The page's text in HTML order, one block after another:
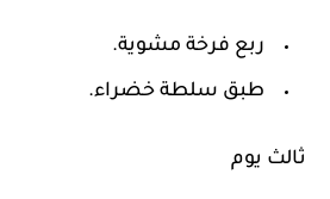
ربع فرخة مشوية.
طبق سلطة خضراء.
ثالث يوم